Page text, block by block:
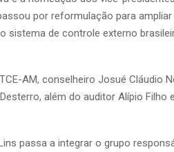
por reformulação para
sistema de controle externo
AM, conselheiro Josué Cláudio
além do auditor Alípio Filho
passa a integrar o grupo